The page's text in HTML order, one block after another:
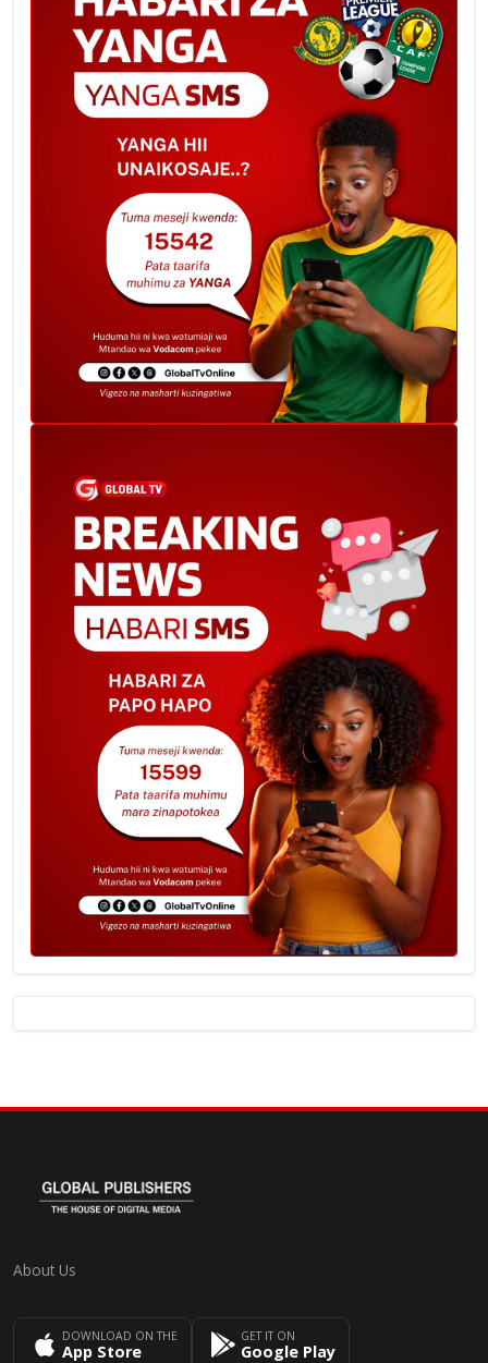
About Us
DOWNLOAD ON THE
App Store
GET IT ON
Google Play